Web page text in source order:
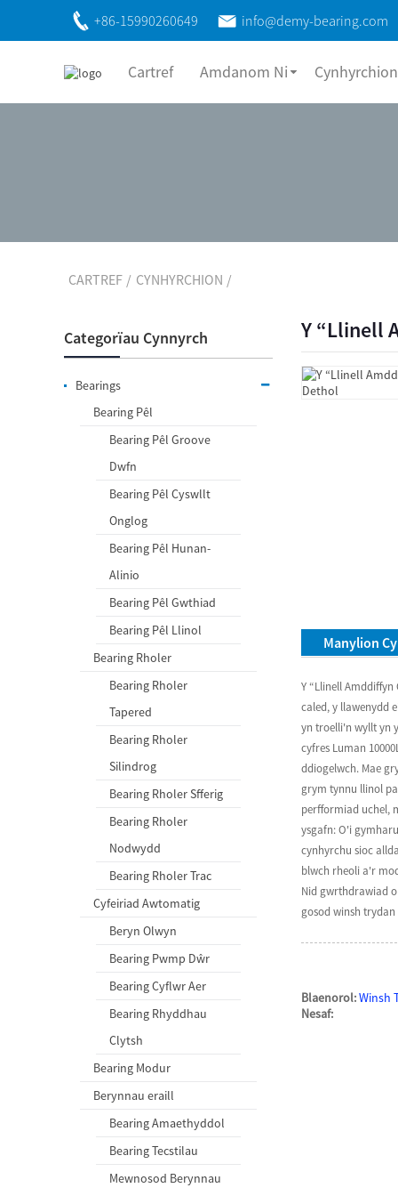
+86-15990260649 info@demy-bearing.com
Cartref Amdanom Ni Cynhyrchion
CARTREF CYNHYRCHION
Categorïau Cynnyrch
Bearings
Bearing Pêl
Bearing Pêl Groove
Dwfn
Bearing Pêl Cyswllt
Onglog
Bearing Pêl Hunan-
Alinio
Bearing Pêl Gwthiad
Bearing Pêl Llinol
Bearing Rholer
Bearing Rholer
Tapered
Bearing Rholer
Silindrog
Bearing Rholer Sfferig
Bearing Rholer
Nodwydd
Bearing Rholer Trac
Cyfeiriad Awtomatig
Beryn Olwyn
Bearing Pwmp Dŵr
Bearing Cyflwr Aer
Bearing Rhyddhau
Clytsh
Bearing Modur
Berynnau eraill
Bearing Amaethyddol
Bearing Tecstilau
Mewnosod Berynnau
Y “Llinell
Manylion
Y “Llinell
caled, y llawenydd
yn troelli'n wyllt yn
cyfres Luman
ddiogelwch. Mae
grym tynnu llinol
perfformiad uchel,
ysgafn: O'i
cynhyrchu sioc
blwch rheoli a'r
Nid gwrthdrawiad
gosod winsh
Blaenorol:Winsh
Nesaf: